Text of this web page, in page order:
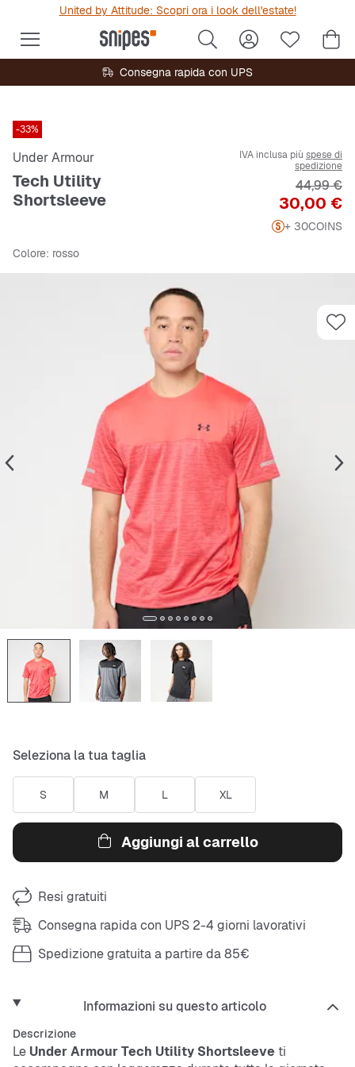
United by Attitude: Scopri ora i look dell'estate!
Consegna rapida con UPS
-33%
Under Armour
Tech Utility
Shortsleeve
IVA inclusa più spese di
spedizione
Prezzo
30,00 €
Prezzo
44,99 €
+ 30COINS
Colore: rosso
Seleziona la tua taglia
S M L XL
Aggiungi al carrello
Resi gratuiti
Consegna rapida con UPS 2-4 giorni lavorativi
Spedizione gratuita a partire da 85€
Informazioni su questo articolo
Descrizione
Le Under Armour Tech Utility Shortsleeve ti